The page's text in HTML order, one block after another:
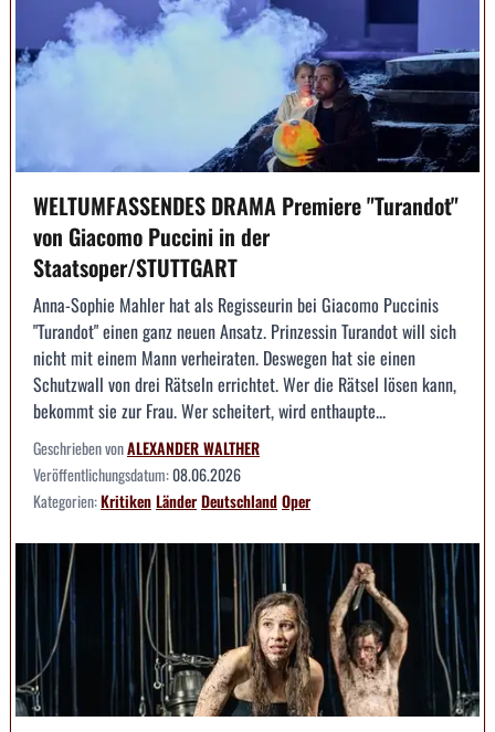
WELTUMFASSENDES DRAMA Premiere "Turandot"
von Giacomo Puccini in der
Staatsoper/STUTTGART
Anna-Sophie Mahler hat als Regisseurin bei Giacomo Puccinis
"Turandot" einen ganz neuen Ansatz. Prinzessin Turandot will sich
nicht mit einem Mann verheiraten. Deswegen hat sie einen
Schutzwall von drei Rätseln errichtet. Wer die Rätsel lösen kann,
bekommt sie zur Frau. Wer scheitert, wird enthaupte...
Geschrieben vonALEXANDER WALTHER
Veröffentlichungsdatum:08.06.2026
Kategorien:KritikenLänderDeutschlandOper